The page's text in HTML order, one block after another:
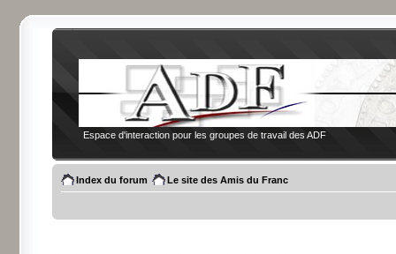
Espace d'interaction pour les groupes de travail des ADF
Index du forum Le site des Amis du Franc